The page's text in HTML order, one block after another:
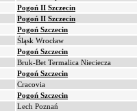
Pogoń II Szczecin
Pogoń II Szczecin
Pogoń Szczecin
Śląsk Wrocław
Pogoń Szczecin
Bruk-Bet Termalica Nieciecza
Pogoń Szczecin
Cracovia
Pogoń Szczecin
Lech Poznań